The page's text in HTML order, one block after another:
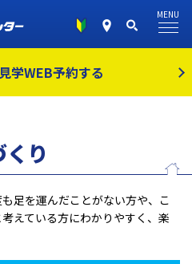
学WEB予約する
MENU
り
足を運んだことがない方や、こ
えている方にわかりやすく、楽